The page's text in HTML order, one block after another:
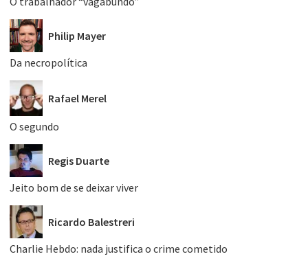
Philip Mayer
Da necropolítica
Rafael Merel
O segundo
Regis Duarte
Jeito bom de se deixar viver
Ricardo Balestreri
Charlie Hebdo: nada justifica o crime cometido